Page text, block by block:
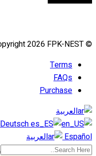
© Copyright 2026 FPK-NEST
Terms
FAQs
Purchase
العربية
Deutsch
Español
العربية